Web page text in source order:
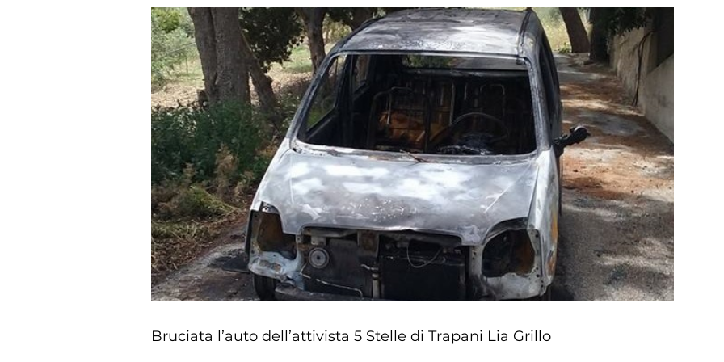
Bruciata l’auto dell’attivista 5 Stelle di Trapani Lia Grillo